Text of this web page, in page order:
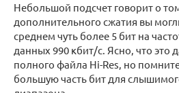
Небольшой подсчет говорит о
дополнительного сжатия вы
среднем чуть более 5 бит на
данных 990 кбит/с. Ясно, что это
полного файла Hi-Res, но
большую часть бит для